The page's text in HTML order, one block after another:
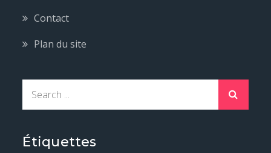
Contact
Plan du site
r
Étiquettes